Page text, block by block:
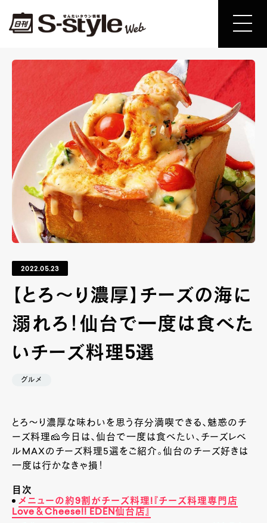
2022.05.23
【とろ～り濃厚】チーズの海に
溺れろ！仙台で一度は食べた
いチーズ料理5選
グルメ
とろ～り濃厚な味わいを思う存分満喫できる、魅惑のチ
ーズ料理🧀今日は、仙台で一度は食べたい、チーズレベ
ルMAXのチーズ料理5選をご紹介。仙台のチーズ好きは
一度は行かなきゃ損！
目次
メニューの約9割がチーズ料理!『チーズ料理専門店
Love＆Cheese!! EDEN仙台店』